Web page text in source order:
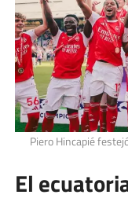
Piero Hincapié
El